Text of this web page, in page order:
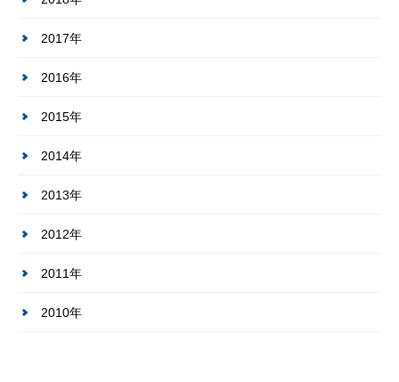
2017年
2016年
2015年
2014年
2013年
2012年
2011年
2010年